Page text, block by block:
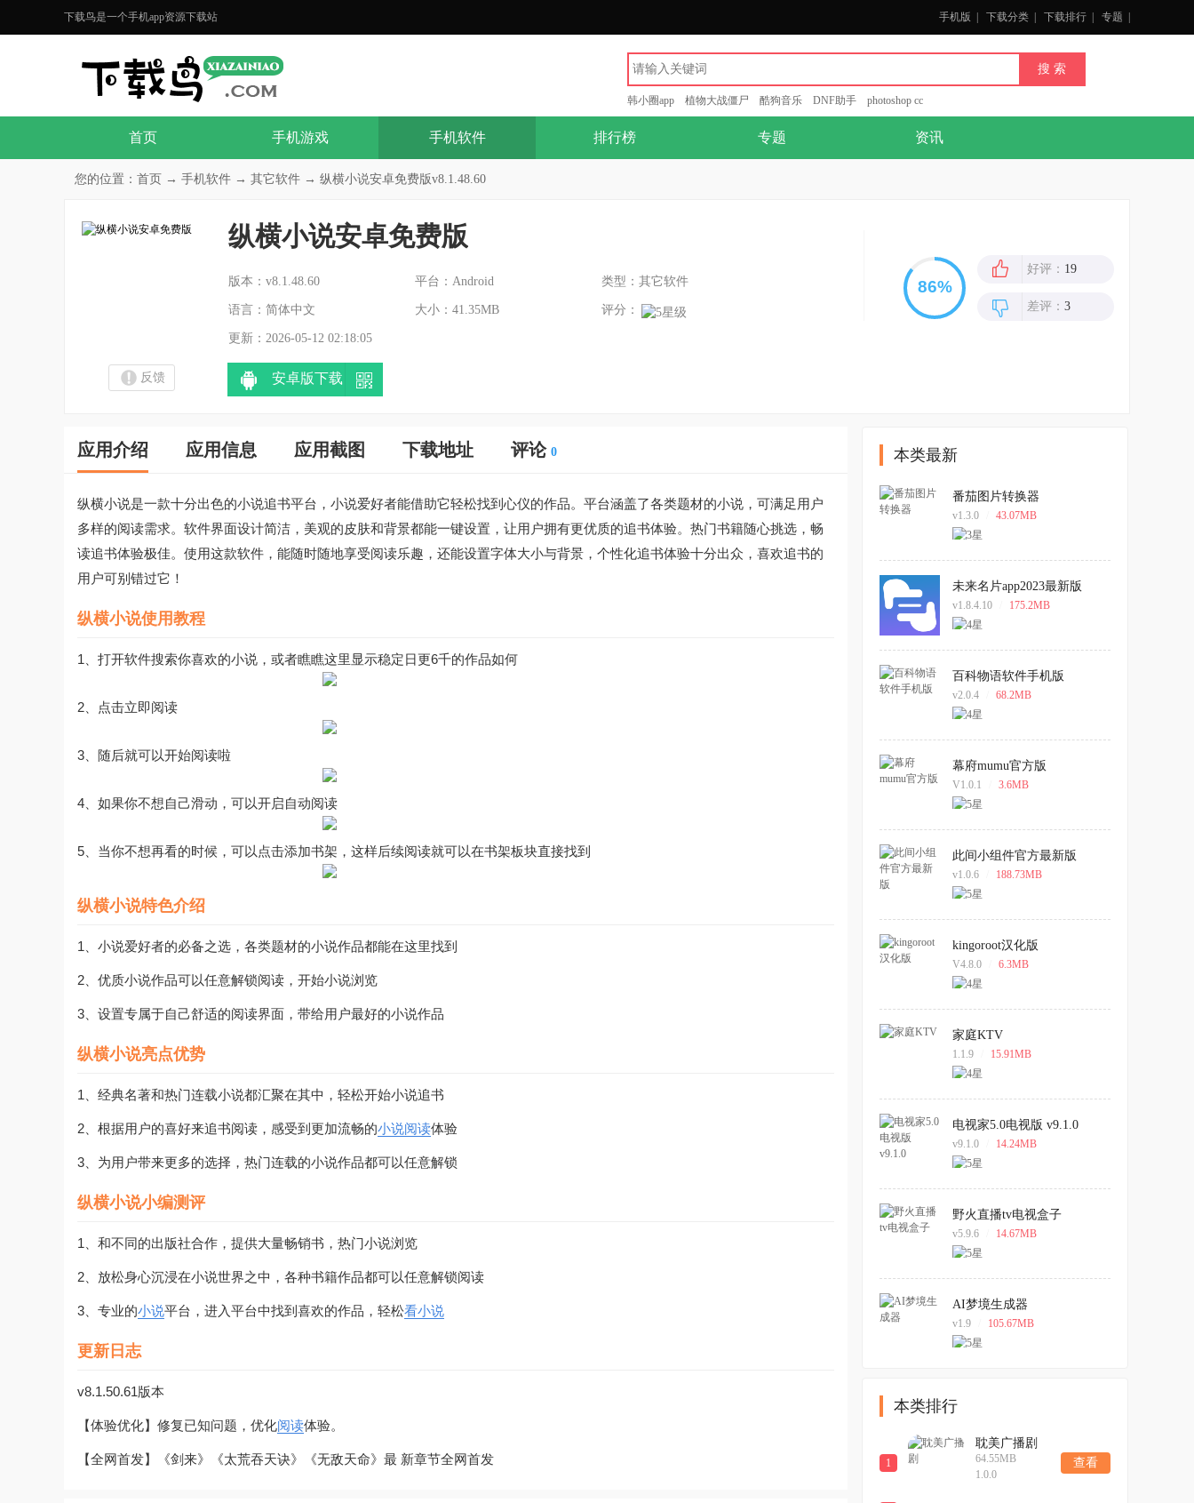
下载鸟是一个手机app资源下载站 手机版 下载分类 下载排行 专题
韩小圈app 植物大战僵尸 酷狗音乐 DNF助手 photoshop cc
首页 手机游戏 手机软件 排行榜 专题 资讯
您的位置： 首页 → 手机软件 → 其它软件 → 纵横小说安卓免费版v8.1.48.60
纵横小说安卓免费版
版本：v8.1.48.60 平台：Android 类型：其它软件
语言：简体中文 大小：41.35MB 评分：
更新：2026-05-12 02:18:05
反馈 安卓版下载
好评： 19
差评： 3
应用介绍 应用信息 应用截图 下载地址 评论 0
纵横小说是一款十分出色的小说追书平台，小说爱好者能借助它轻松找到心仪的作品。平台涵盖了各类题材的小说，可满足用户
多样的阅读需求。软件界面设计简洁，美观的皮肤和背景都能一键设置，让用户拥有更优质的追书体验。热门书籍随心挑选，畅
读追书体验极佳。使用这款软件，能随时随地享受阅读乐趣，还能设置字体大小与背景，个性化追书体验十分出众，喜欢追书的
用户可别错过它！
纵横小说使用教程
1、打开软件搜索你喜欢的小说，或者瞧瞧这里显示稳定日更6千的作品如何
2、点击立即阅读
3、随后就可以开始阅读啦
4、如果你不想自己滑动，可以开启自动阅读
5、当你不想再看的时候，可以点击添加书架，这样后续阅读就可以在书架板块直接找到
纵横小说特色介绍
1、小说爱好者的必备之选，各类题材的小说作品都能在这里找到
2、优质小说作品可以任意解锁阅读，开始小说浏览
3、设置专属于自己舒适的阅读界面，带给用户最好的小说作品
纵横小说亮点优势
1、经典名著和热门连载小说都汇聚在其中，轻松开始小说追书
2、根据用户的喜好来追书阅读，感受到更加流畅的小说阅读体验
3、为用户带来更多的选择，热门连载的小说作品都可以任意解锁
纵横小说小编测评
1、和不同的出版社合作，提供大量畅销书，热门小说浏览
2、放松身心沉浸在小说世界之中，各种书籍作品都可以任意解锁阅读
3、专业的小说平台，进入平台中找到喜欢的作品，轻松看小说
更新日志
v8.1.50.61版本
【体验优化】修复已知问题，优化阅读体验。
【全网首发】《剑来》《太荒吞天诀》《无敌天命》最 新章节全网首发
本类最新
番茄图片转换器
v1.3.0 43.07MB
未来名片app2023最新版
v1.8.4.10 175.2MB
百科物语软件手机版
v2.0.4 68.2MB
幕府mumu官方版
V1.0.1 3.6MB
此间小组件官方最新版
v1.0.6 188.73MB
kingoroot汉化版
V4.8.0 6.3MB
家庭KTV
1.1.9 15.91MB
电视家5.0电视版 v9.1.0
v9.1.0 14.24MB
野火直播tv电视盒子
v5.9.6 14.67MB
AI梦境生成器
v1.9 105.67MB
本类排行
1
耽美广播剧
64.55MB
1.0.0
查看